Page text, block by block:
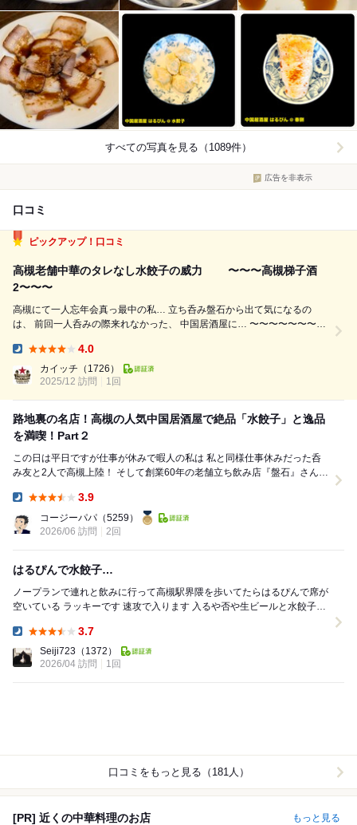
すべての写真を見る（1089件）
広告を非表示
口コミ
ピックアップ！口コミ
高槻老舗中華のタレなし水餃子の威力 〜〜〜高槻梯子酒
2〜〜〜
高槻にて一人忘年会真っ最中の私… 立ち呑み盤石から出て気になるの
は、 前回一人呑みの際来れなかった、 中国居酒屋に… 〜〜〜〜〜〜〜は
別店、関係は無いだろう… しかしどちらも同じ特徴…いや突出した、 名
物メニ...
4.0
カイッチ （1726）
2025/12 訪問
1回
路地裏の名店！高槻の人気中国居酒屋で絶品「水餃子」と逸品
を満喫！Part２
この日は平日ですが仕事が休みで暇人の私は 私と同様仕事休みだった呑
み友と2人で高槻上陸！ そして創業60年の老舗立ち飲み店『盤石』さんに
3.9
コージーパパ （5259）
2026/06 訪問
2回
はるぴんで水餃子…
ノープランで連れと飲みに行って高槻駅界隈を歩いてたらはるぴんで席が
空いている ラッキーです 速攻で入ります 入るや否や生ビールと水餃子を
3.7
Seiji723 （1372）
2026/04 訪問
1回
口コミをもっと見る（181人）
[PR] 近くの中華料理のお店 もっと見る